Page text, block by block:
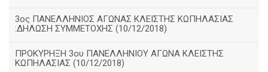
3ος ΠΑΝΕΛΛΗΝΙΟΣ ΑΓΩΝΑΣ ΚΛΕΙΣΤΗΣ ΚΩΠΗΛΑΣΙΑΣ
:ΔΗΛΩΣΗ ΣΥΜΜΕΤΟΧΗΣ (10/12/2018)
ΠΡΟΚΥΡΗΞΗ 3ου ΠΑΝΕΛΛΗΝΙΟΥ ΑΓΩΝΑ ΚΛΕΙΣΤΗΣ
ΚΩΠΗΛΑΣΙΑΣ (10/12/2018)